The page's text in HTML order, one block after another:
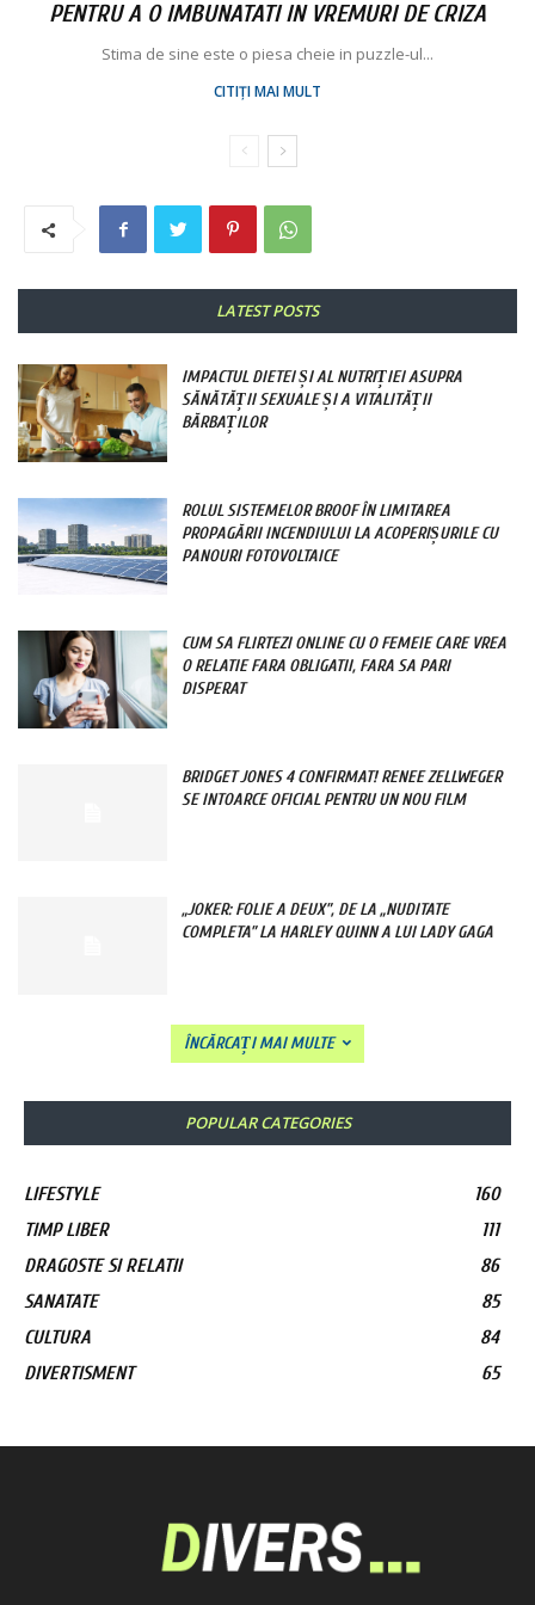
PENTRU A O IMBUNATATI IN VREMURI DE CRIZA
Stima de sine este o piesa cheie in puzzle-ul...
CITIȚI MAI MULT
LATEST POSTS
IMPACTUL DIETEI ȘI AL NUTRIȚIEI ASUPRA
SĂNĂTĂȚII SEXUALE ȘI A VITALITĂȚII
BĂRBAȚILOR
ROLUL SISTEMELOR BROOF ÎN LIMITAREA
PROPAGĂRII INCENDIULUI LA ACOPERIȘURILE CU
PANOURI FOTOVOLTAICE
CUM SA FLIRTEZI ONLINE CU O FEMEIE CARE VREA
O RELATIE FARA OBLIGATII, FARA SA PARI
DISPERAT
BRIDGET JONES 4 CONFIRMAT! RENEE ZELLWEGER
SE INTOARCE OFICIAL PENTRU UN NOU FILM
„JOKER: FOLIE A DEUX”, DE LA „NUDITATE
COMPLETA” LA HARLEY QUINN A LUI LADY GAGA
ÎNCĂRCAȚI MAI MULTE
POPULAR CATEGORIES
LIFESTYLE
160
TIMP LIBER
111
DRAGOSTE SI RELATII
86
SANATATE
85
CULTURA
84
DIVERTISMENT
65